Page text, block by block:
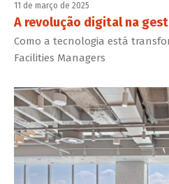
11 de março de 2025
A revolução digital na
Como a tecnologia está
Facilities Managers